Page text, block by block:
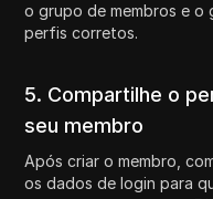
o grupo de membros e o
perfis corretos.
5. Compartilhe o
seu membro
Após criar o membro,
os dados de login para